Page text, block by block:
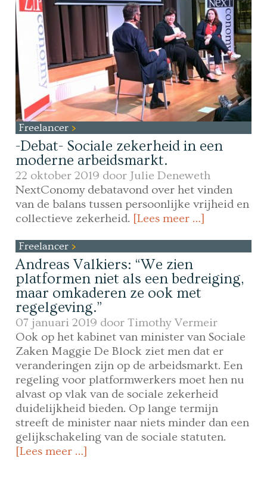
Freelancer
-Debat- Sociale zekerheid in een
moderne arbeidsmarkt.
22 oktober 2019 door Julie Deneweth
NextConomy debatavond over het vinden
van de balans tussen persoonlijke vrijheid en
collectieve zekerheid. [Lees meer …]
Freelancer
Andreas Valkiers: “We zien
platformen niet als een bedreiging,
maar omkaderen ze ook met
regelgeving.”
07 januari 2019 doorTimothy Vermeir
Ook op het kabinet van minister van Sociale
Zaken Maggie De Block ziet men dat er
veranderingen zijn op de arbeidsmarkt. Een
regeling voor platformwerkers moet hen nu
alvast op vlak van de sociale zekerheid
duidelijkheid bieden. Op lange termijn
streeft de minister naar niets minder dan een
gelijkschakeling van de sociale statuten.
[Lees meer …]